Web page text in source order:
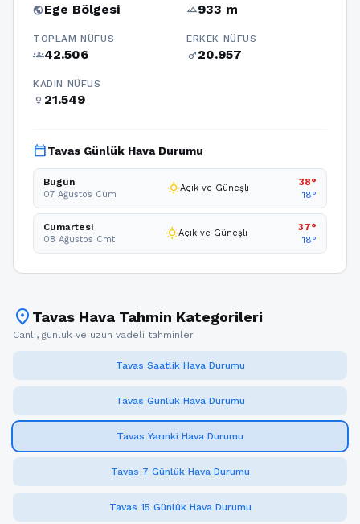
publicEge Bölgesi terrain933 m
TOPLAM NÜFUS
groups42.506
ERKEK NÜFUS
male20.957
KADIN NÜFUS
female 21.549
calendar_todayTavas Günlük Hava Durumu
Bugün
07 Ağustos Cum wb_sunnyAçık ve Güneşli
38°
18°
Cumartesi
08 Ağustos Cmt wb_sunnyAçık ve Güneşli
37°
18°
location_on Tavas Hava Tahmin Kategorileri
Canlı, günlük ve uzun vadeli tahminler
Tavas Saatlik Hava Durumu
Tavas Günlük Hava Durumu
Tavas Yarınki Hava Durumu
Tavas 7 Günlük Hava Durumu
Tavas 15 Günlük Hava Durumu